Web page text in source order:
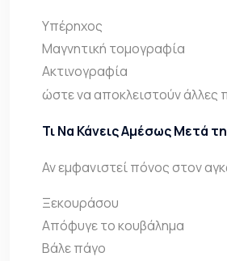
Υπέρηχος
Μαγνητική τομογραφία
Ακτινογραφία
ώστε να αποκλειστούν άλλες
Τι Να Κάνεις Αμέσως Μετά
Αν εμφανιστεί πόνος στον
Ξεκουράσου
Απόφυγε το κουβάλημα
Βάλε πάγο